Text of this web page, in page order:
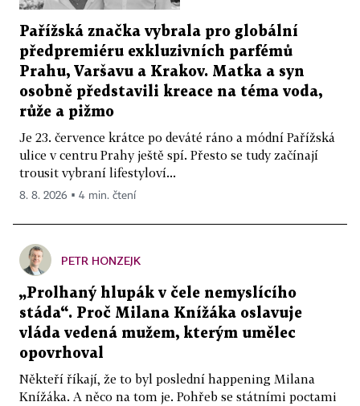
Pařížská značka vybrala pro globální
předpremiéru exkluzivních parfémů
Prahu, Varšavu a Krakov. Matka a syn
osobně představili kreace na téma voda,
růže a pižmo
Je 23. července krátce po deváté ráno a módní Pařížská
ulice v centru Prahy ještě spí. Přesto se tudy začínají
trousit vybraní lifestyloví...
8. 8. 2026 ▪ 4 min. čtení
PETR HONZEJK
„Prolhaný hlupák v čele nemyslícího
stáda“. Proč Milana Knížáka oslavuje
vláda vedená mužem, kterým umělec
opovrhoval
Někteří říkají, že to byl poslední happening Milana
Knížáka. A něco na tom je. Pohřeb se státními poctami